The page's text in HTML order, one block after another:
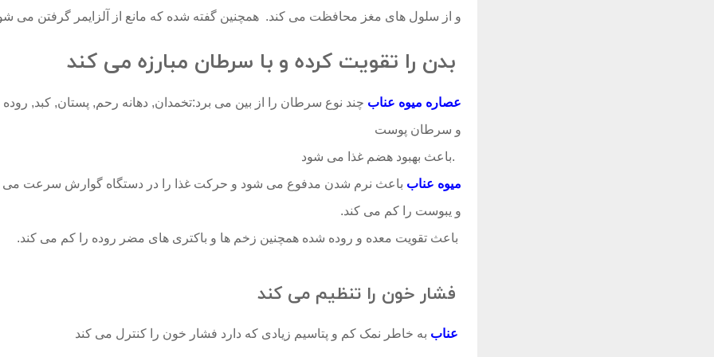
و از سلول های مغز محافظت می کند. همچنین گفته شده که مانع از آلزایمر گرفتن می
بدن را تقویت کرده و با سرطان مبارزه می کند
عصاره میوه عناب چند نوع سرطان را از بین می برد:تخمدان, دهانه رحم, پستان, کبد,
و سرطان پوست
.باعث بهبود هضم غذا می شود
میوه عناب باعث نرم شدن مدفوع می شود و حرکت غذا را در دستگاه گوارش سرعت می
و یبوست را کم می کند.
باعث تقویت معده و روده شده همچنین زخم ها و باکتری های مضر روده را کم می کند.
فشار خون را تنظیم می کند
عناب به خاطر نمک کم و پتاسیم زیادی که دارد فشار خون را کنترل می کند